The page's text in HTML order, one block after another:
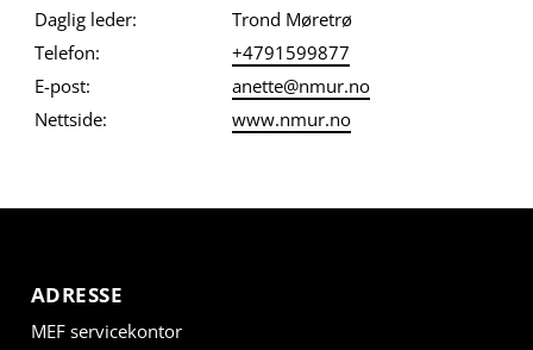
Daglig leder:
Trond Møretrø
Telefon:
+4791599877
E-post:
anette@nmur.no
Nettside:
www.nmur.no
ADRESSE
MEF servicekontor